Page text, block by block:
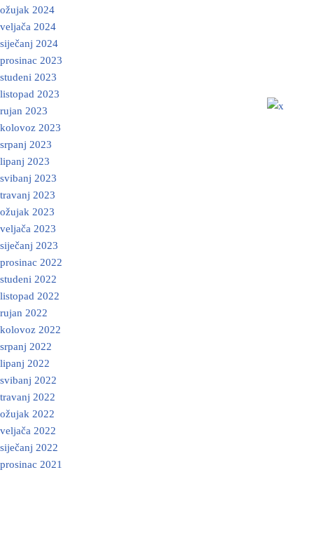
ožujak 2024
veljača 2024
siječanj 2024
prosinac 2023
studeni 2023
listopad 2023
rujan 2023
kolovoz 2023
srpanj 2023
lipanj 2023
svibanj 2023
travanj 2023
ožujak 2023
veljača 2023
siječanj 2023
prosinac 2022
studeni 2022
listopad 2022
rujan 2022
kolovoz 2022
srpanj 2022
lipanj 2022
svibanj 2022
travanj 2022
ožujak 2022
veljača 2022
siječanj 2022
prosinac 2021